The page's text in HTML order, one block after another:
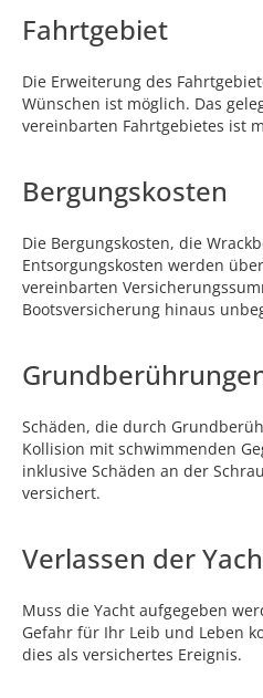
Fahrtgebiet
Die Erweiterung des
Wünschen ist möglich. Das
vereinbarten Fahrtgebietes ist
Bergungskosten
Die Bergungskosten, die
Entsorgungskosten werden
vereinbarten
Bootsversicherung hinaus
Schäden, die durch
Kollision mit schwimmenden
inklusive Schäden an der
versichert.
Verlassen der
Muss die Yacht aufgegeben
Gefahr für Ihr Leib und Leben
dies als versichertes Ereignis.